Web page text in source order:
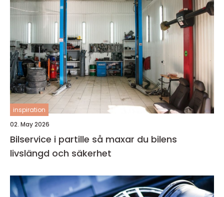
inspiration
02. May 2026
Bilservice i partille så maxar du bilens
livslängd och säkerhet